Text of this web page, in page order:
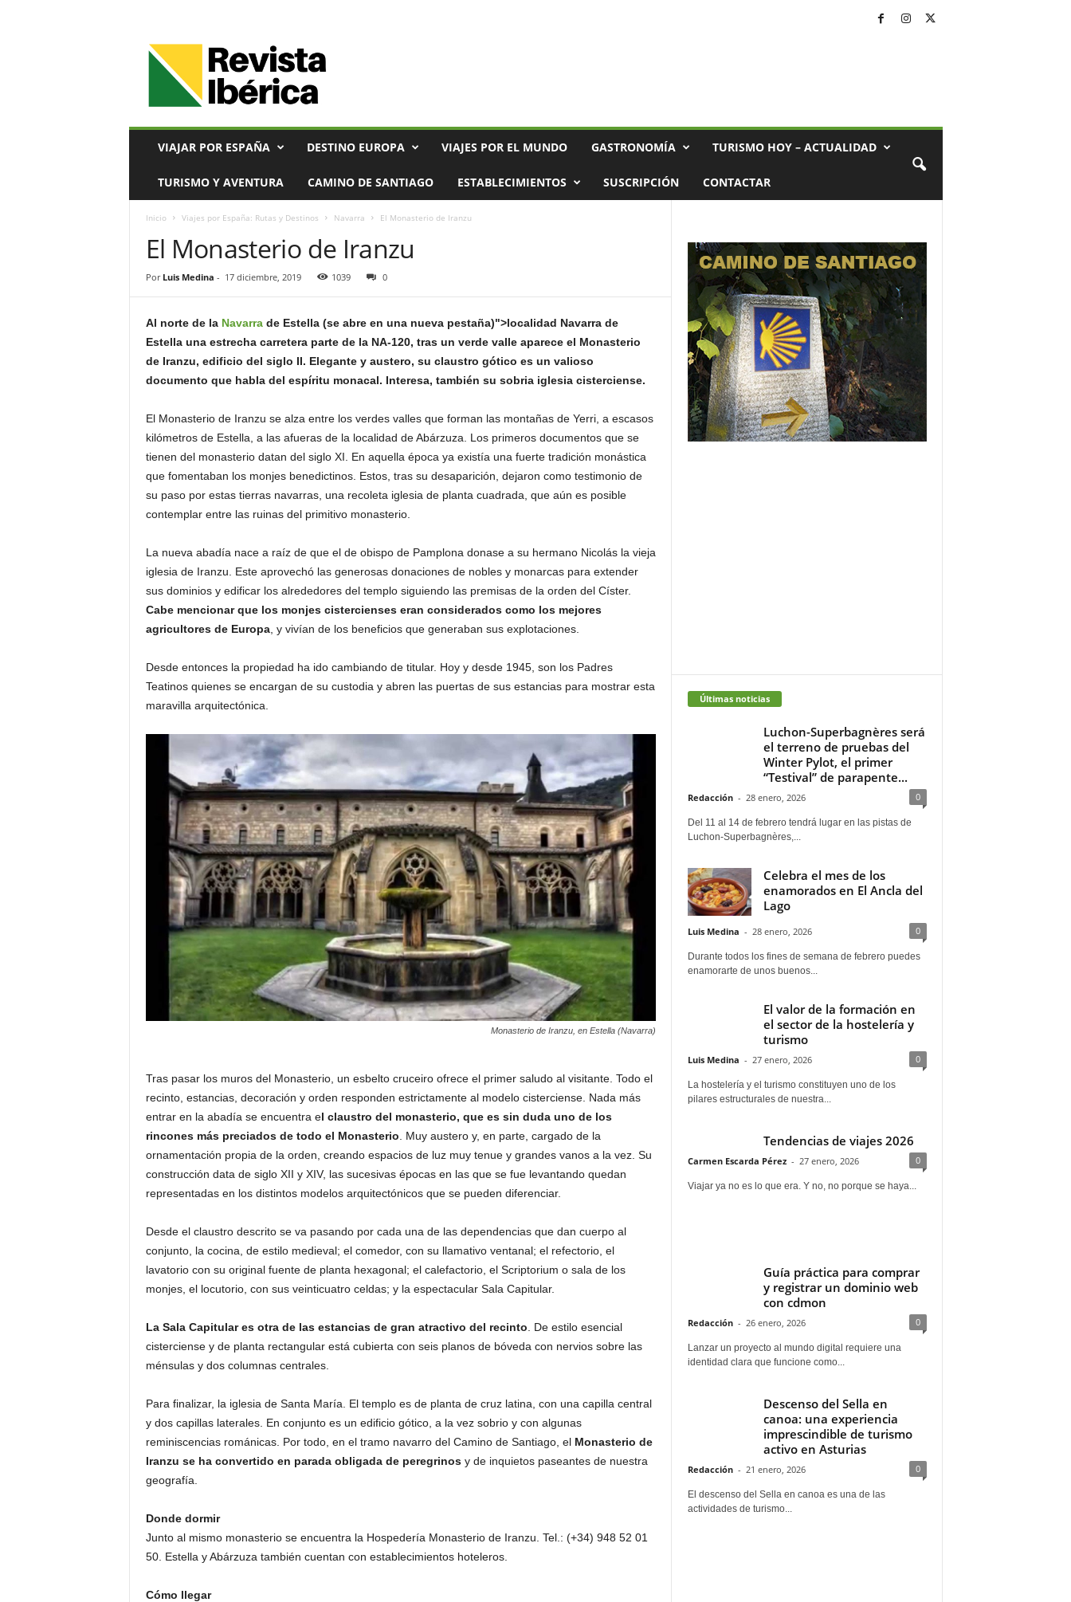
VIAJAR POR ESPAÑA DESTINO EUROPA VIAJES POR EL MUNDO GASTRONOMÍA TURISMO HOY – ACTUALIDAD
TURISMO Y AVENTURA CAMINO DE SANTIAGO ESTABLECIMIENTOS SUSCRIPCIÓN CONTACTAR
Inicio Viajes por España: Rutas y Destinos Navarra El Monasterio de Iranzu
El Monasterio de Iranzu
Por Luis Medina - 17 diciembre, 2019 1039 0
Al norte de la Navarrade Estella (se abre en una nueva pestaña)">localidad Navarra de
Estella una estrecha carretera parte de la NA-120, tras un verde valle aparece el Monasterio
de Iranzu, edificio del siglo II. Elegante y austero, su claustro gótico es un valioso
documento que habla del espíritu monacal. Interesa, también su sobria iglesia cisterciense.
El Monasterio de Iranzu se alza entre los verdes valles que forman las montañas de Yerri, a escasos
kilómetros de Estella, a las afueras de la localidad de Abárzuza. Los primeros documentos que se
tienen del monasterio datan del siglo XI. En aquella época ya existía una fuerte tradición monástica
que fomentaban los monjes benedictinos. Estos, tras su desaparición, dejaron como testimonio de
su paso por estas tierras navarras, una recoleta iglesia de planta cuadrada, que aún es posible
contemplar entre las ruinas del primitivo monasterio.
La nueva abadía nace a raíz de que el de obispo de Pamplona donase a su hermano Nicolás la vieja
iglesia de Iranzu. Este aprovechó las generosas donaciones de nobles y monarcas para extender
sus dominios y edificar los alrededores del templo siguiendo las premisas de la orden del Císter.
Cabe mencionar que los monjes cistercienses eran considerados como los mejores
agricultores de Europa, y vivían de los beneficios que generaban sus explotaciones.
Desde entonces la propiedad ha ido cambiando de titular. Hoy y desde 1945, son los Padres
Teatinos quienes se encargan de su custodia y abren las puertas de sus estancias para mostrar esta
maravilla arquitectónica.
Monasterio de Iranzu, en Estella (Navarra)
Tras pasar los muros del Monasterio, un esbelto cruceiro ofrece el primer saludo al visitante. Todo el
recinto, estancias, decoración y orden responden estrictamente al modelo cisterciense. Nada más
entrar en la abadía se encuentra el claustro del monasterio, que es sin duda uno de los
rincones más preciados de todo el Monasterio . Muy austero y, en parte, cargado de la
ornamentación propia de la orden, creando espacios de luz muy tenue y grandes vanos a la vez. Su
construcción data de siglo XII y XIV, las sucesivas épocas en las que se fue levantando quedan
representadas en los distintos modelos arquitectónicos que se pueden diferenciar.
Desde el claustro descrito se va pasando por cada una de las dependencias que dan cuerpo al
conjunto, la cocina, de estilo medieval; el comedor, con su llamativo ventanal; el refectorio, el
lavatorio con su original fuente de planta hexagonal; el calefactorio, el Scriptorium o sala de los
monjes, el locutorio, con sus veinticuatro celdas; y la espectacular Sala Capitular.
La Sala Capitular es otra de las estancias de gran atractivo del recinto . De estilo esencial
cisterciense y de planta rectangular está cubierta con seis planos de bóveda con nervios sobre las
ménsulas y dos columnas centrales.
Para finalizar, la iglesia de Santa María. El templo es de planta de cruz latina, con una capilla central
y dos capillas laterales. En conjunto es un edificio gótico, a la vez sobrio y con algunas
reminiscencias románicas. Por todo, en el tramo navarro del Camino de Santiago, el Monasterio de
Iranzu se ha convertido en parada obligada de peregrinosy de inquietos paseantes de nuestra
geografía.
Donde dormir
Junto al mismo monasterio se encuentra la Hospedería Monasterio de Iranzu. Tel.: (+34) 948 52 01
50. Estella y Abárzuza también cuentan con establecimientos hoteleros.
Cómo llegar
Últimas noticias
Luchon-Superbagnères será
el terreno de pruebas del
Winter Pylot, el primer
“Testival” de parapente...
Redacción - 28 enero, 2026 0
Del 11 al 14 de febrero tendrá lugar en las pistas de
Luchon-Superbagnères,...
Celebra el mes de los
enamorados en El Ancla del
Lago
Luis Medina - 28 enero, 2026 0
Durante todos los fines de semana de febrero puedes
enamorarte de unos buenos...
El valor de la formación en
el sector de la hostelería y
turismo
Luis Medina - 27 enero, 2026 0
La hostelería y el turismo constituyen uno de los
pilares estructurales de nuestra...
Tendencias de viajes 2026
Carmen Escarda Pérez - 27 enero, 2026 0
Viajar ya no es lo que era. Y no, no porque se haya...
Guía práctica para comprar
y registrar un dominio web
con cdmon
Redacción - 26 enero, 2026 0
Lanzar un proyecto al mundo digital requiere una
identidad clara que funcione como...
Descenso del Sella en
canoa: una experiencia
imprescindible de turismo
activo en Asturias
Redacción - 21 enero, 2026 0
El descenso del Sella en canoa es una de las
actividades de turismo...